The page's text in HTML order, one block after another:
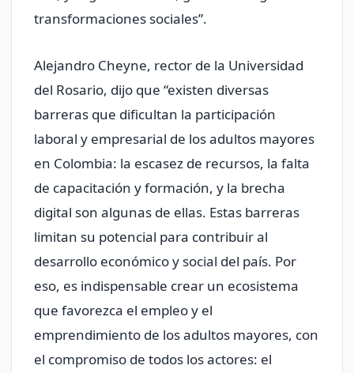
transformaciones sociales”.
Alejandro Cheyne, rector de la Universidad
del Rosario, dijo que “existen diversas
barreras que dificultan la participación
laboral y empresarial de los adultos mayores
en Colombia: la escasez de recursos, la falta
de capacitación y formación, y la brecha
digital son algunas de ellas. Estas barreras
limitan su potencial para contribuir al
desarrollo económico y social del país. Por
eso, es indispensable crear un ecosistema
que favorezca el empleo y el
emprendimiento de los adultos mayores, con
el compromiso de todos los actores: el